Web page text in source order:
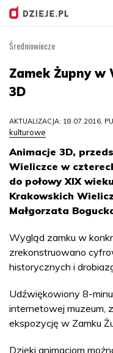
Średniowiecze
Zamek Żupny
3D
AKTUALIZACJA: 18.07.2016,
kulturowe
Animacje 3D,
Wieliczce w
do połowy XIX
Krakowskich
Małgorzata
Wygląd zamku w
zrekonstruowano
historycznych i
Udźwiękowiony 8-
internetowej muzeum,
ekspozycję w Zamku
Dzięki animacjom